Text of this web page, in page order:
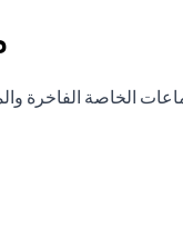
الخاصة الفاخرة